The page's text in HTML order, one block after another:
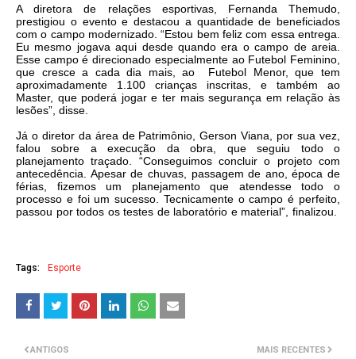
A diretora de relações esportivas, Fernanda Themudo,
prestigiou o evento e destacou a quantidade de beneficiados
com o campo modernizado. “Estou bem feliz com essa entrega.
Eu mesmo jogava aqui desde quando era o campo de areia.
Esse campo é direcionado especialmente ao Futebol Feminino,
que cresce a cada dia mais, ao Futebol Menor, que tem
aproximadamente 1.100 crianças inscritas, e também ao
Master, que poderá jogar e ter mais segurança em relação às
lesões”, disse.
Já o diretor da área de Patrimônio, Gerson Viana, por sua vez,
falou sobre a execução da obra, que seguiu todo o
planejamento traçado. “Conseguimos concluir o projeto com
antecedência. Apesar de chuvas, passagem de ano, época de
férias, fizemos um planejamento que atendesse todo o
processo e foi um sucesso. Tecnicamente o campo é perfeito,
passou por todos os testes de laboratório e material”, finalizou.
Tags: Esporte
MAIS RECENTES
ANTIGOS